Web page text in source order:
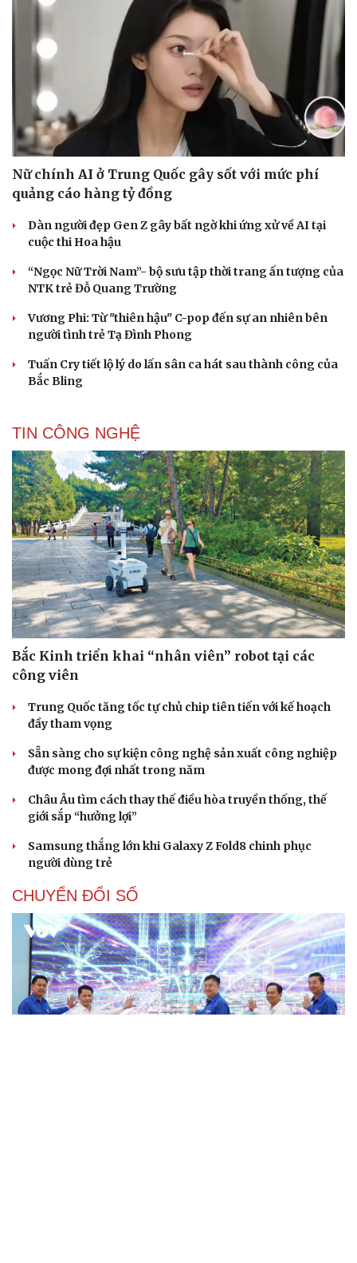
Nữ chính AI ở Trung Quốc gây sốt với mức phí
quảng cáo hàng tỷ đồng
Dàn người đẹp Gen Z gây bất ngờ khi ứng xử về AI tại
cuộc thi Hoa hậu
“Ngọc Nữ Trời Nam”- bộ sưu tập thời trang ấn tượng của
NTK trẻ Đỗ Quang Trường
Vương Phi: Từ "thiên hậu" C-pop đến sự an nhiên bên
người tình trẻ Tạ Đình Phong
Tuấn Cry tiết lộ lý do lấn sân ca hát sau thành công của
Bắc Bling
TIN CÔNG NGHỆ
Bắc Kinh triển khai “nhân viên” robot tại các
công viên
Trung Quốc tăng tốc tự chủ chip tiên tiến với kế hoạch
đầy tham vọng
Sẵn sàng cho sự kiện công nghệ sản xuất công nghiệp
được mong đợi nhất trong năm
Châu Âu tìm cách thay thế điều hòa truyền thống, thế
giới sắp “hưởng lợi”
Samsung thắng lớn khi Galaxy Z Fold8 chinh phục
người dùng trẻ
CHUYỂN ĐỔI SỐ